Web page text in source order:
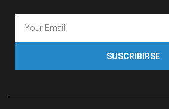
SUSCRIBIRSE